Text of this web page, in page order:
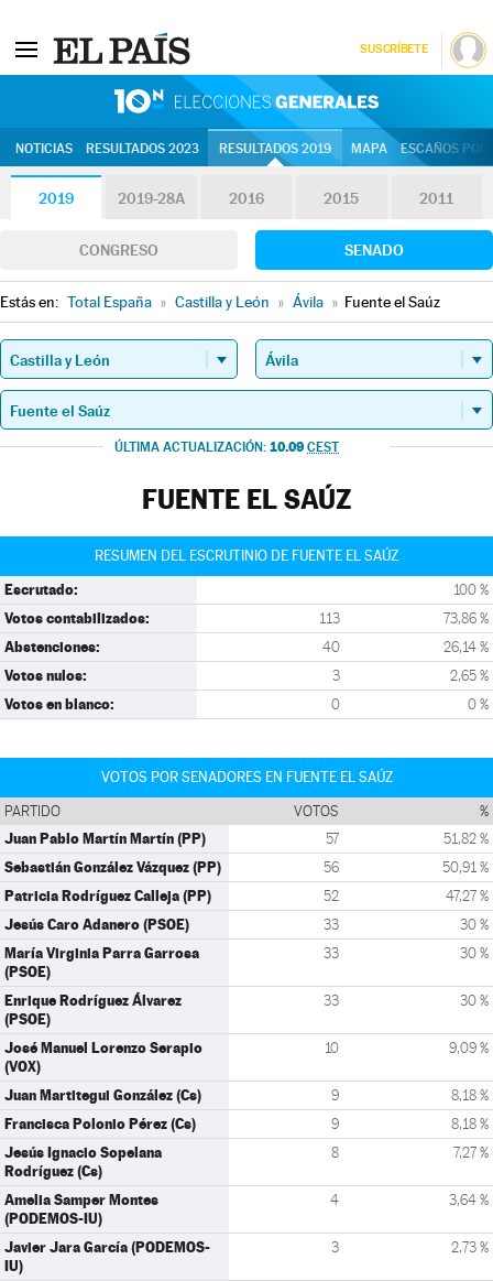
SUSCRÍBETE
NOTICIAS RESULTADOS 2023 RESULTADOS 2019 MAPA ESCAÑOS
2019 2019-28A 2016 2015 2011
CONGRESO SENADO
Estás en: Total España » Castilla y León » Ávila » Fuente el Saúz
ÚLTIMA ACTUALIZACIÓN: 10.09 CEST
FUENTE EL SAÚZ
RESUMEN DEL ESCRUTINIO DE FUENTE EL SAÚZ
Escrutado: 100 %
Votos contabilizados: 113 73,86 %
Abstenciones: 40 26,14 %
Votos nulos: 3 2,65 %
Votos en blanco: 0 0 %
VOTOS POR SENADORES EN FUENTE EL SAÚZ
PARTIDO VOTOS %
Juan Pablo Martín Martín (PP) 57 51,82 %
Sebastián González Vázquez (PP) 56 50,91 %
Patricia Rodríguez Calleja (PP) 52 47,27 %
Jesús Caro Adanero (PSOE) 33 30 %
María Virginia Parra Garrosa
(PSOE)
33 30 %
Enrique Rodríguez Álvarez
(PSOE)
33 30 %
José Manuel Lorenzo Serapio
(VOX)
10 9,09 %
Juan Martitegui González (Cs) 9 8,18 %
Francisca Polonio Pérez (Cs) 9 8,18 %
Jesús Ignacio Sopelana
Rodríguez (Cs)
8 7,27 %
Amelia Samper Montes
(PODEMOS-IU)
4 3,64 %
Javier Jara García (PODEMOS-
IU)
3 2,73 %